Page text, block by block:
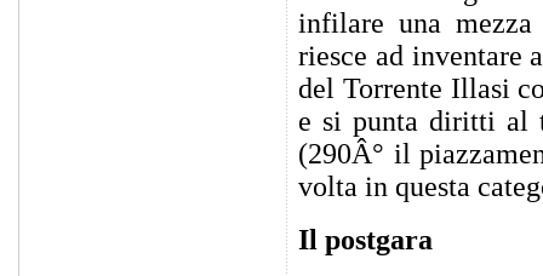
infilare una
riesce ad
del Torrente Illasi
e si punta diritti al
(290Â° il
volta in questa
Il postgara